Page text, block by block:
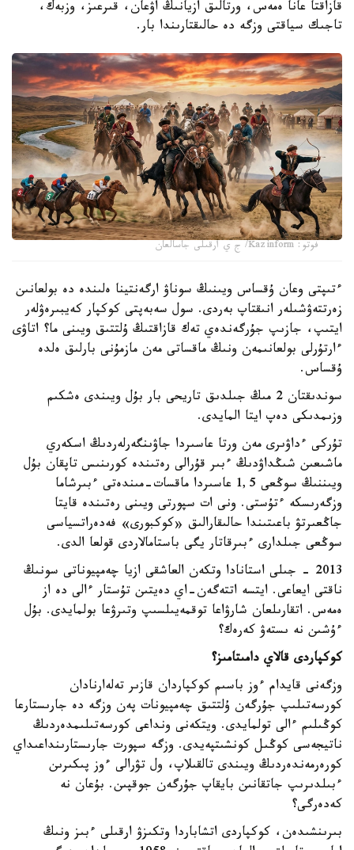
قازاقتا عانا ەمەس، ورتالىق ازيانىڭ اۋعان، قىرعىز، وزبەك،
تاجىك سياقتى وزگە دە حالىقتارىندا بار.
فوتو: Kazinform/ ج ي ارقىلى جاسالعان
ءتىپتى وعان ۇقساس ويىنىڭ سوناۋ ارگەنتينا ەلىندە دە بولعانىن
زەرتتەۋشىلەر انىقتاپ بەردى. سول سەبەپتى كوكپار كەيبىرەۋلەر
ايتىپ، جازىپ جۇرگەندەي تەك قازاقتىڭ ۇلتتىق ويىنى ما؟ اتاۋى
ءارتۇرلى بولعانىمەن ونىڭ ماقساتى مەن مازمۇنى بارلىق ەلدە
ۇقساس.
سوندىقتان 2 مىڭ جىلدىق تاريحى بار بۇل ويىندى ەشكىم
وزىمدىكى دەپ ايتا المايدى.
تۇركى ءداۋىرى مەن ورتا عاسىردا جاۋىنگەرلەردىڭ اسكەري
ماشىعىن شىڭداۋدىڭ ءبىر قۇرالى رەتىندە كورىنىس تاپقان بۇل
ويىننىڭ سوڭعى 1,5 عاسىردا ماقسات-مىندەتى ءبىرشاما
وزگەرىسكە ءتۇستى. ونى ات سپورتى ويىنى رەتىندە قايتا
جاڭعىرتۋ باعىتىندا حالىقارالىق «كوكبورى» فەدەراتسياسى
سوڭعى جىلدارى ءبىرقاتار يگى باستامالاردى قولعا الدى.
2013 - جىلى استانادا وتكەن العاشقى ازيا چەمپيوناتى سونىڭ
ناقتى ايعاعى. ايتسە اتتەگەن-اي دەيتىن تۇستار ءالى دە از
ەمەس. اتقارىلعان شارۋاعا توقمەيىلسىپ وتىرۋعا بولمايدى. بۇل
ءۇشىن نە ىستەۋ كەرەك؟
كوكپاردى قالاي دامىتامىز؟
وزگەنى قايدام ءوز باسىم كوكپاردان قازىر تەلەارنادان
كورسەتىلىپ جۇرگەن ۇلتتىق چەمپيونات پەن وزگە دە جارىستارعا
كوڭىلىم ءالى تولمايدى. ويتكەنى ونداعى كورسەتىلىمدەردىڭ
ناتيجەسى كوڭىل كونشىتپەيدى. وزگە سپورت جارىستارىنداعىداي
كورەرمەندەردىڭ ويىندى تالقىلاپ، ول تۋرالى ءوز پىكىرىن
ءبىلدىرىپ جاتقانىن بايقاپ جۇرگەن جوقپىن. بۇعان نە
كەدەرگى؟
بىرىنشىدەن، كوكپاردى اتشاباردا وتكىزۋ ارقىلى ءبىز ونىڭ